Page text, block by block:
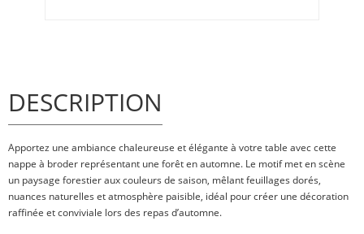
DESCRIPTION
Apportez une ambiance chaleureuse et élégante à votre table avec cette
nappe à broder représentant une forêt en automne. Le motif met en scène
un paysage forestier aux couleurs de saison, mêlant feuillages dorés,
nuances naturelles et atmosphère paisible, idéal pour créer une décoration
raffinée et conviviale lors des repas d’automne.